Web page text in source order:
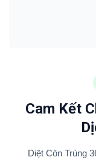
Cam Kết
Diệt Côn Trùng